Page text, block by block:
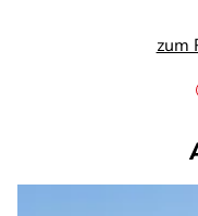
zum